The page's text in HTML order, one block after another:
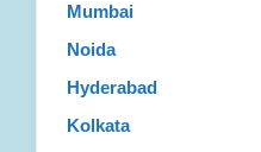
Mumbai
Noida
Hyderabad
Kolkata